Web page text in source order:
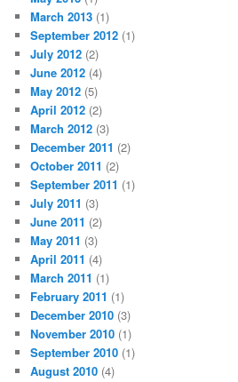
March 2013 (1)
September 2012 (1)
July 2012 (2)
June 2012 (4)
May 2012 (5)
April 2012 (2)
March 2012 (3)
December 2011 (2)
October 2011 (2)
September 2011 (1)
July 2011 (3)
June 2011 (2)
May 2011 (3)
April 2011 (4)
March 2011 (1)
February 2011 (1)
December 2010 (3)
November 2010 (1)
September 2010 (1)
August 2010 (4)